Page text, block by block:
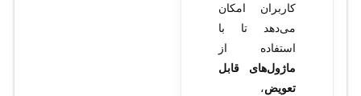
کاربران امکان
می‌دهد تا با
استفاده از
ماژول‌های قابل
تعویض،